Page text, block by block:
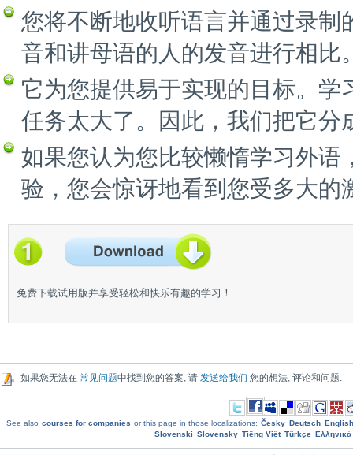
您将不断地收听语言并通过录
音和讲母语的人的发音进行相比
它为您提供易于实现的目标。
任务太大了。因此，我们把它分
如果您认为您比较懒惰学习外
验，您会惊讶地看到您受多大的
免费下载试用版并享受轻松和快乐有趣的学习！
如果您无法在 常见问题中找到您的答案, 请 发送给我们 您的想法, 评论和问题.
See also courses for companies or this page in those localizations: Česky Deutsch English
Slovenski Slovensky Tiếng Việt Türkçe Ελληνικά